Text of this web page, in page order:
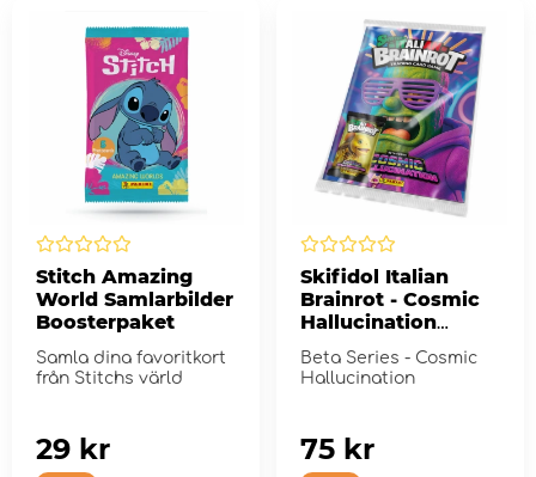
Stitch Amazing
World Samlarbilder
Boosterpaket
Samla dina favoritkort
från Stitchs värld
29 kr
Skifidol Italian
Brainrot - Cosmic
Hallucination
Starter Pack
Beta Series - Cosmic
Hallucination
75 kr